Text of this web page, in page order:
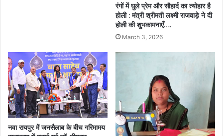
रंगों में घुले प्रेम और सौहार्द का त्योहार है
होली : मंत्री श्रीमती लक्ष्मी राजवाड़े ने दी
होली की शुभकामनाएँ….
March 3, 2026
नवा रायपुर में जनसैलाब के बीच गरिमामय